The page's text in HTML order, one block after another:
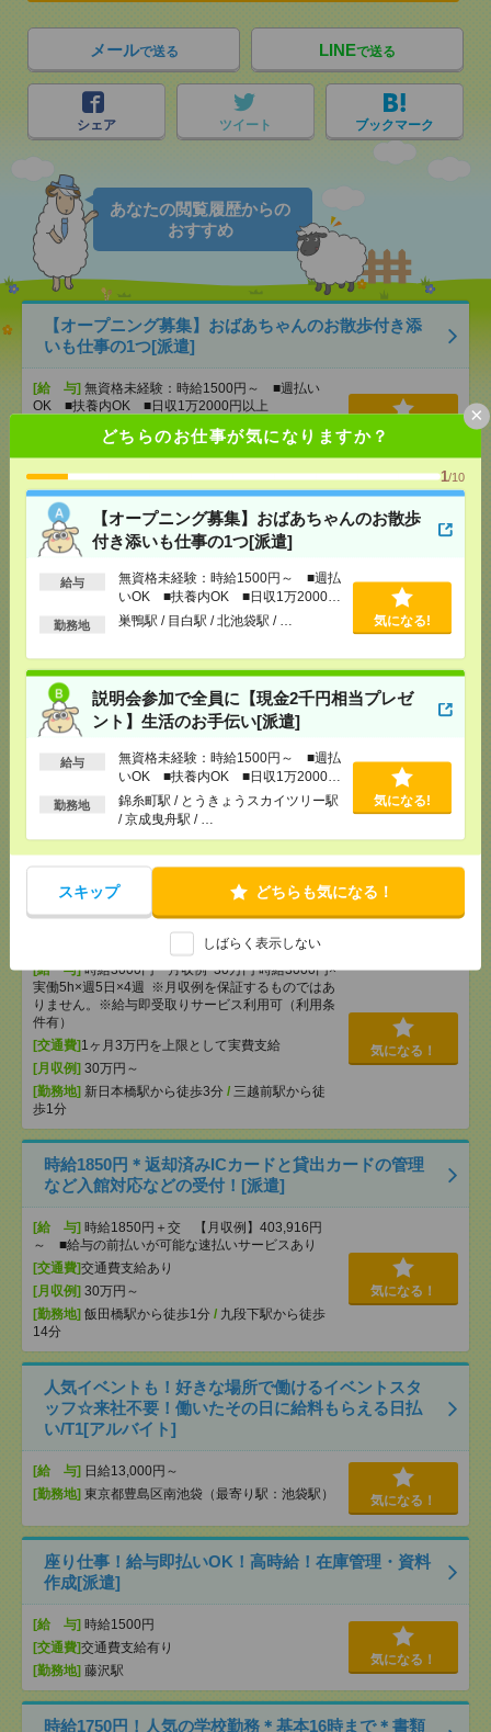
どちらのお仕事が気になりますか？
1/10
【オープニング募集】おばあちゃんのお散歩
付き添いも仕事の1つ[派遣]
給与
無資格未経験：時給1500円～ ■週払
いOK ■扶養内OK ■日収1万2000円
以上
勤務地 巣鴨駅 / 目白駅 / 北池袋駅 / … 気になる!
説明会参加で全員に【現金2千円相当プレゼ
ント】生活のお手伝い[派遣]
給与
無資格未経験：時給1500円～ ■週払
いOK ■扶養内OK ■日収1万2000円
以上
勤務地
錦糸町駅 / とうきょうスカイツリー駅
/ 京成曳舟駅 / …
気になる!
スキップ どちらも気になる！
しばらく表示しない
×
メールで送る LINEで送る
シェア ツイート ブックマーク
あなたの閲覧履歴からの
おすすめ
【オープニング募集】おばあちゃんのお散歩付き添
いも仕事の1つ[派遣]
[給 与] 無資格未経験：時給1500円～ ■週払い
OK ■扶養内OK ■日収1万2000円以上
交通費全額支給
気になる！
説明会参加で全員に【現金2千円相当プレゼント】生
活のお手伝い[派遣]
無資格未経験：時給1500円～ ■週払い
OK ■扶養内OK ■日収1万2000円以上
交通費全額支給
[勤務地]錦糸町駅
気になる！
＼時給2000円&ランチ無料／未経験OK！かんたん事
務[派遣]
[給 与]時給2000円＋交 '+ランチ代無料(会社負
[交通費]交通費別途 弊社規定あり
から徒歩5分
【在宅勤務OK】時給3000円！10～16時＊残業ほぼな
[給 与]時給3000円 月収例 30万円 時給3000円×
実働5h×週5日×4週 ※月収例を保証するものではあ
りません。※給与即受取りサービス利用可（利用条
件有）
[交通費] 1ヶ月3万円を上限として実費支給
[月収例] 30万円～
[勤務地] 新日本橋駅から徒歩3分 / 三越前駅から徒
歩1分
気になる！
時給1850円＊返却済みICカードと貸出カードの管理
など入館対応などの受付！[派遣]
[給 与] 時給1850円＋交 【月収例】403,916円
～ ■給与の前払いが可能な速払いサービスあり
[交通費]交通費支給あり
[月収例] 30万円～
[勤務地] 飯田橋駅から徒歩1分 / 九段下駅から徒歩
14分
気になる！
人気イベントも！好きな場所で働けるイベントスタ
ッフ☆来社不要！働いたその日に給料もらえる日払
い/T1[アルバイト]
[給 与] 日給13,000円～
[勤務地] 東京都豊島区南池袋（最寄り駅：池袋駅） 気になる！
座り仕事！給与即払いOK！高時給！在庫管理・資料
作成[派遣]
[給 与] 時給1500円
[交通費]交通費支給有り
[勤務地] 藤沢駅
気になる！
時給1750円！人気の学校勤務＊基本16時まで＊書類